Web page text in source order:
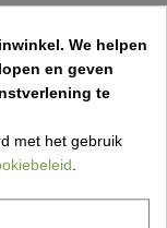
je niet
tuin! Ontdek
gezond,...
We helpen
en geven
te
met het gebruik
.